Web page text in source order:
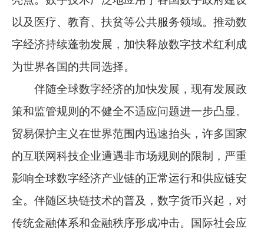
以及医疗、教育、扶贫等公共服务领域。推动数
字经济持续蓬勃发展，加快释放数字技术红利成
为世界各国的共同选择。
伴随全球数字经济的加快发展，现有发展政
策和监管规则的不健全不适应问题进一步凸显。
贸易保护主义在世界范围内迅速抬头，许多国家
的互联网科技企业遭遇非市场规则的限制，严重
影响全球数字经济产业链的正常运行和供应链安
全。伴随区块链技术的普及，数字货币兴起，对
传统金融体系和金融秩序形成冲击。国际社会应